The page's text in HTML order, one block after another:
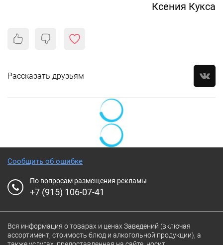
Ксения Кукса
Рассказать друзьям
Сообщить об ошибке
По вопросам размещения рекламы
+7 (915) 106-07-41
Вся информация о товарах и ценах Заведений (включая
ассортимент, стоимость блюд и алкогольной продукции), а